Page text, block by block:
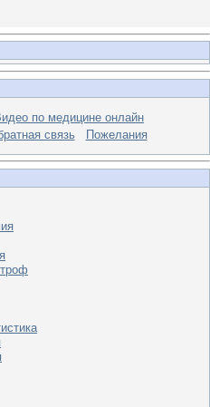
по медицине онлайн
связь Пожелания